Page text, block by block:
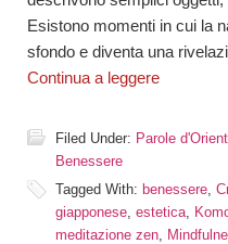
Esistono momenti in cui la
sfondo e diventa una
Continua a leggere
Filed Under: Parole
Benessere
Tagged With: benessere
giapponese estetica
meditazione zen